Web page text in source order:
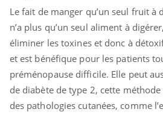
Le fait de manger qu’un seul fruit
n’a plus qu’un seul aliment à
éliminer les toxines et donc à
et est bénéfique pour les patients
préménopause difficile. Elle peut
de diabète de type 2, cette
des pathologies cutanées, comme